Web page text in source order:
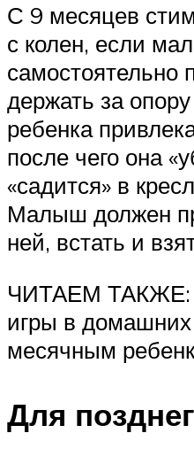
С 9 месяцев
с колен, если
самостоятельно
держать за
ребенка
после чего она
«садится» в
Малыш должен
ней, встать и
ЧИТАЕМ ТАКЖЕ:
игры в
месячным
Для